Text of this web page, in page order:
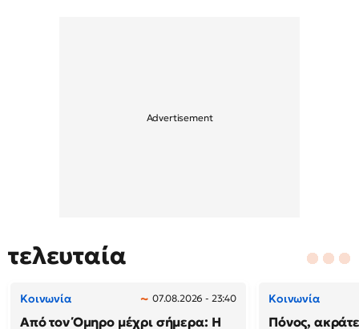
τελευταία
Κοινωνία 07.08.2026 - 23:40
Από τον Όμηρο μέχρι σήμερα: Η
Κοινωνία
Πόνος,